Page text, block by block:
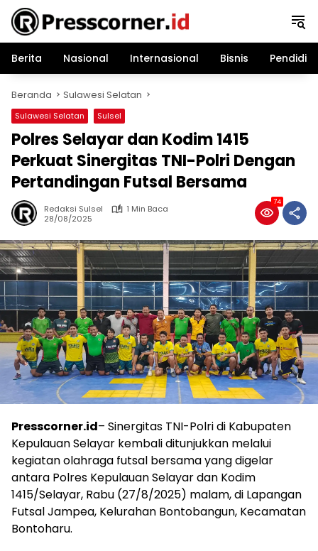
Langsung
konten
Berita
Nasional Internasional Bisnis
Beranda Sulawesi Selatan
Sulawesi Selatan Sulsel
Polres Selayar dan Kodim 1415
Perkuat Sinergitas TNI-Polri Dengan
Pertandingan Futsal Bersama
Redaksi Sulsel
1 Min Baca
28/08/2025
74
Presscorner.id– Sinergitas TNI-Polri di Kabupaten
Kepulauan Selayar kembali ditunjukkan melalui
kegiatan olahraga futsal bersama yang digelar
antara Polres Kepulauan Selayar dan Kodim
1415/Selayar, Rabu (27/8/2025) malam, di Lapangan
Futsal Jampea, Kelurahan Bontobangun, Kecamatan
Bontoharu.